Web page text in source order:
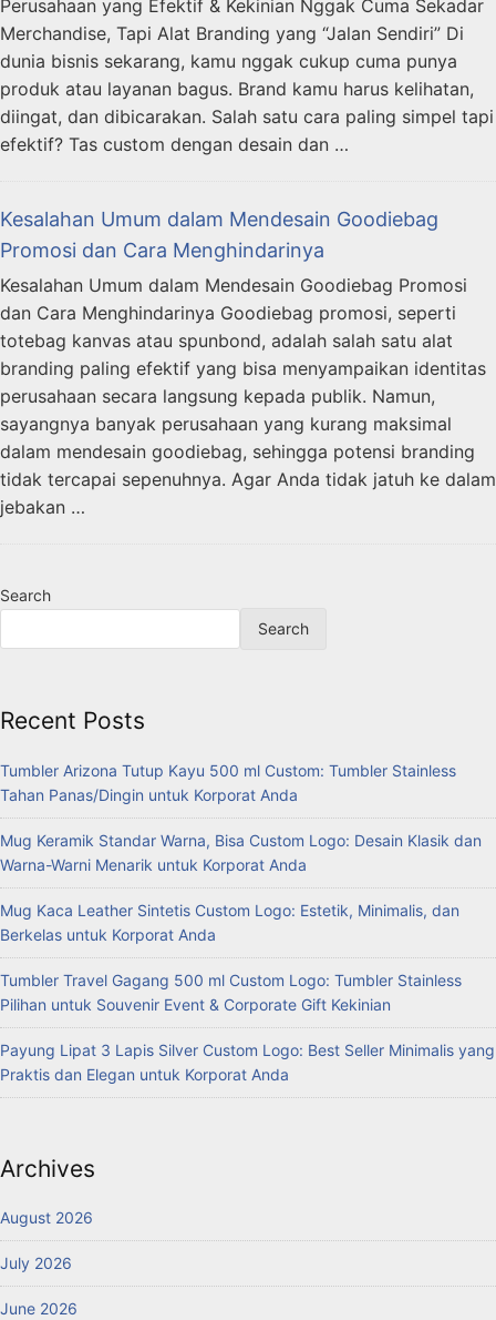
Perusahaan yang Efektif & Kekinian Nggak Cuma Sekadar
Merchandise, Tapi Alat Branding yang “Jalan Sendiri” Di
dunia bisnis sekarang, kamu nggak cukup cuma punya
produk atau layanan bagus. Brand kamu harus kelihatan,
diingat, dan dibicarakan. Salah satu cara paling simpel tapi
efektif? Tas custom dengan desain dan …
Kesalahan Umum dalam Mendesain Goodiebag
Promosi dan Cara Menghindarinya
Kesalahan Umum dalam Mendesain Goodiebag Promosi
dan Cara Menghindarinya Goodiebag promosi, seperti
totebag kanvas atau spunbond, adalah salah satu alat
branding paling efektif yang bisa menyampaikan identitas
perusahaan secara langsung kepada publik. Namun,
sayangnya banyak perusahaan yang kurang maksimal
dalam mendesain goodiebag, sehingga potensi branding
tidak tercapai sepenuhnya. Agar Anda tidak jatuh ke dalam
jebakan …
Search
Search
Recent Posts
Tumbler Arizona Tutup Kayu 500 ml Custom: Tumbler Stainless
Tahan Panas/Dingin untuk Korporat Anda
Mug Keramik Standar Warna, Bisa Custom Logo: Desain Klasik dan
Warna-Warni Menarik untuk Korporat Anda
Mug Kaca Leather Sintetis Custom Logo: Estetik, Minimalis, dan
Berkelas untuk Korporat Anda
Tumbler Travel Gagang 500 ml Custom Logo: Tumbler Stainless
Pilihan untuk Souvenir Event & Corporate Gift Kekinian
Payung Lipat 3 Lapis Silver Custom Logo: Best Seller Minimalis yang
Praktis dan Elegan untuk Korporat Anda
Archives
August 2026
July 2026
June 2026